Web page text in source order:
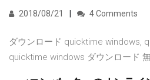
2018/08/21 4 Comments
ダウンロード quicktime windows,
quicktime windows ダウンロード